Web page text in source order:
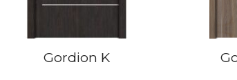
Gordion K